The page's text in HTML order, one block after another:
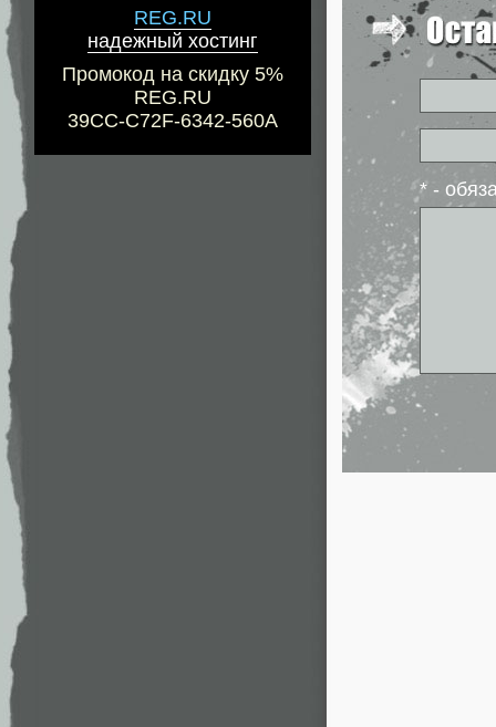
REG.RU
надежный хостинг
Промокод на скидку 5%
REG.RU
39CC-C72F-6342-560A
* -